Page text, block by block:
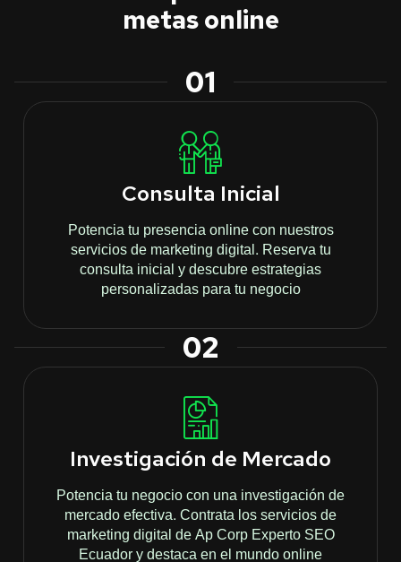
metas online
01
Consulta Inicial
Potencia tu presencia online con nuestros
servicios de marketing digital. Reserva tu
consulta inicial y descubre estrategias
personalizadas para tu negocio
02
Investigación de Mercado
Potencia tu negocio con una investigación de
mercado efectiva. Contrata los servicios de
marketing digital de Ap Corp Experto SEO
Ecuador y destaca en el mundo online